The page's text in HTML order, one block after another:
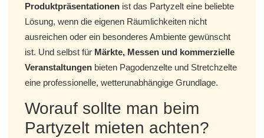
Produktpräsentationen ist das Partyzelt eine beliebte
Lösung, wenn die eigenen Räumlichkeiten nicht
ausreichen oder ein besonderes Ambiente gewünscht
ist. Und selbst für Märkte, Messen und kommerzielle
Veranstaltungen bieten Pagodenzelte und Stretchzelte
eine professionelle, wetterunabhängige Grundlage.
Worauf sollte man beim
Partyzelt mieten achten?